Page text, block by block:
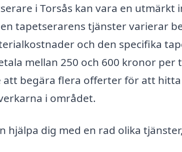
i Torsås kan vara en
tapetserarens tjänster varierar
och den specifika
mellan 250 och 600 kronor per
att begära flera offerter för att
i området.
hjälpa dig med en rad olika